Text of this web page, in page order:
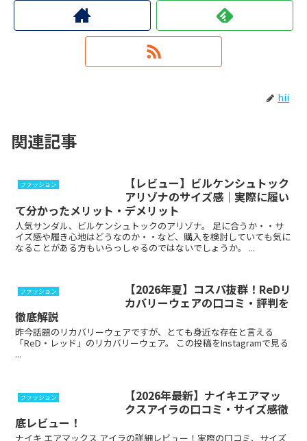
hii
関連記事
ファッション
【レビュー】ビルケンシュトック
アリゾナのサイズ感｜実際に履い
て分かったメリット・デメリット
人気サンダル、ビルケンシュトックのアリゾナ。 足に合うか・・サ
イズ感や履き心地はどうなのか・・など、購入を検討していても気に
なることがある方もいらっしゃるのではないでしょうか。 ...
ファッション
【2026年夏】コスパ抜群！ReDリ
カバリーウェアの口コミ・評判を
徹底解説
昨今話題のリカバリーウェアですが、とても身近な存在と言える
「ReD・レッド」のリカバリーウェア。 この投稿をInstagramで見る
...
ファッション
【2026年最新】ナイキエアマッ
クスアイラの口コミ・サイズ感徹
底レビュー！
ナイキ エアマックス アイラの詳細レビュー！実際の口コミ、サイズ